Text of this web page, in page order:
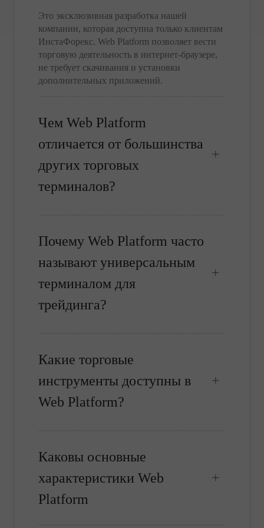
Это эксклюзивная разработка нашей
компании, которая доступна только клиентам
ИнстаФорекс. Web Platform позволяет вести
торговую деятельность в интернет-браузере,
не требует скачивания и установки
дополнительных приложений.
Чем Web Platform
отличается от большинства
других торговых
терминалов?
Почему Web Platform часто
называют универсальным
терминалом для
трейдинга?
Какие торговые
инструменты доступны в
Web Platform?
Каковы основные
характеристики Web
Platform